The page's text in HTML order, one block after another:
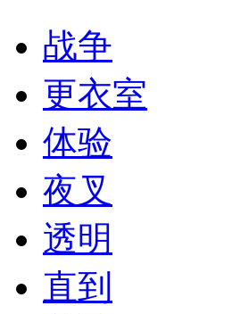
战争
更衣室
体验
夜叉
透明
直到